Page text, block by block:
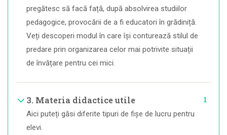
pregătesc să facă față, după absolvirea studiilor
pedagogice, provocării de a fi educatori în grădiniță.
Veți descoperi modul în care își conturează stilul de
predare prin organizarea celor mai potrivite situații
de învățare pentru cei mici.
3. Materia didactice utile
Aici puteți găsi diferite tipuri de fișe de lucru pentru
elevi.
1